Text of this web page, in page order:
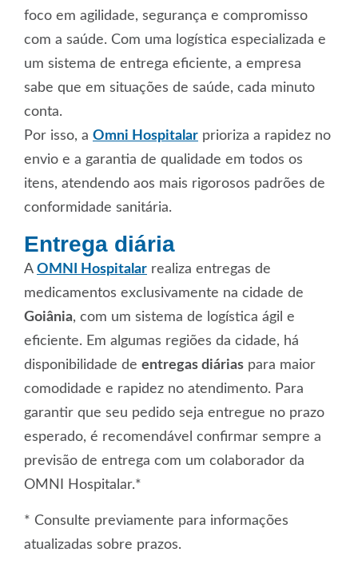
foco em agilidade, segurança e compromisso
com a saúde. Com uma logística especializada e
um sistema de entrega eficiente, a empresa
sabe que em situações de saúde, cada minuto
conta.
Por isso, a Omni Hospitalar prioriza a rapidez no
envio e a garantia de qualidade em todos os
itens, atendendo aos mais rigorosos padrões de
conformidade sanitária.
Entrega diária
A OMNI Hospitalar realiza entregas de
medicamentos exclusivamente na cidade de
Goiânia, com um sistema de logística ágil e
eficiente. Em algumas regiões da cidade, há
disponibilidade de entregas diárias para maior
comodidade e rapidez no atendimento. Para
garantir que seu pedido seja entregue no prazo
esperado, é recomendável confirmar sempre a
previsão de entrega com um colaborador da
OMNI Hospitalar.*
* Consulte previamente para informações
atualizadas sobre prazos.